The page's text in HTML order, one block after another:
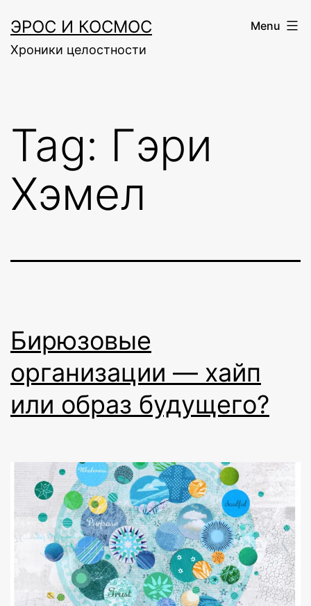
to
content
ЭРОС И КОСМОС
Хроники целостности
Menu
Tag: Гэри
Хэмел
Бирюзовые
организации — хайп
или образ будущего?